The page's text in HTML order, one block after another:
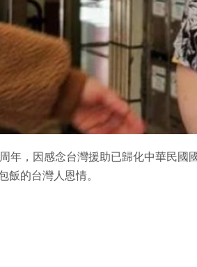
，因感念台灣援助已歸化中華民國
飯的台灣人恩情。